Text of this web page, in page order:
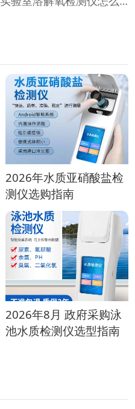
2026年水质亚硝酸盐检
测仪选购指南
2026年8月 政府采购泳
池水质检测仪选型指南